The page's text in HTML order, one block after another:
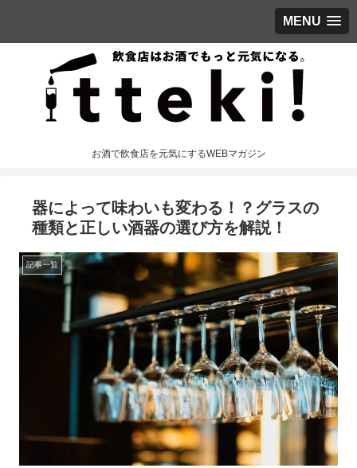
MENU
お酒で飲食店を元気にするWEBマガジン
器によって味わいも変わる！？グラスの
種類と正しい酒器の選び方を解説！
記事一覧